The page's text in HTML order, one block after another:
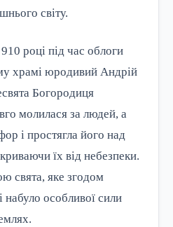
світу.
році під час облоги
храмі юродивий Андрій
Богородиця
молилася за людей, а
і простягла його над
їх від небезпеки.
свята, яке згодом
особливої сили